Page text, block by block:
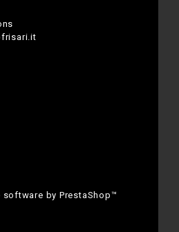
by PrestaShop™